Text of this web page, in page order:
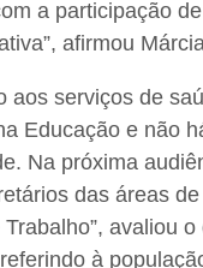
a participação
afirmou
aos serviços de
Educação e não
Na próxima
das áreas
avaliou
à